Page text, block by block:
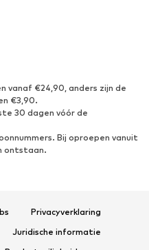
vanaf €24,90, anders zijn de
€3,90.
30 dagen vóór de
Bij oproepen vanuit
ontstaan.
Privacyverklaring
Juridische informatie